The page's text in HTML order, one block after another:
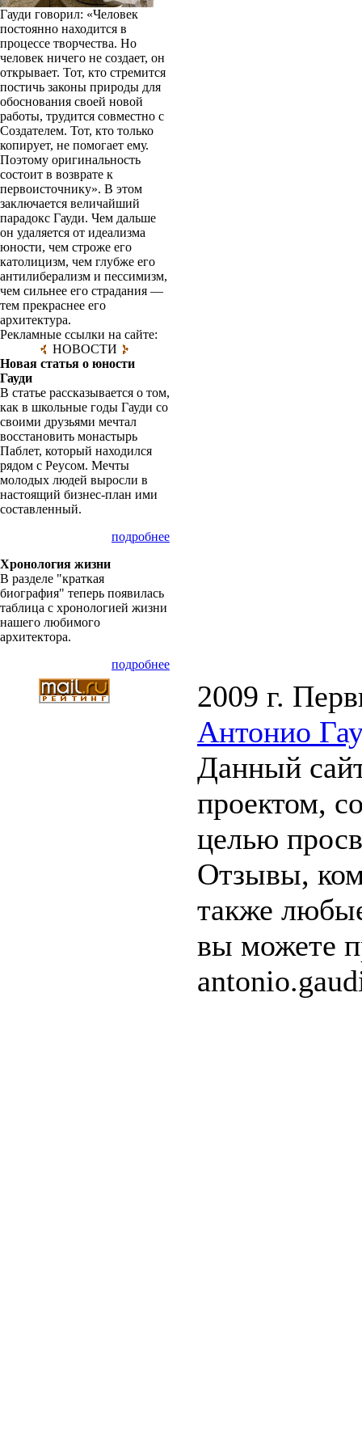
Гауди говорил: «Человек
постоянно находится в
процессе творчества. Но
человек ничего не создает, он
открывает. Тот, кто стремится
постичь законы природы для
обоснования своей новой
работы, трудится совмест­но с
Создателем. Тот, кто только
копирует, не помогает ему.
Поэтому оригинальность
состоит в возврате к
первоисточнику». В этом
заключается величайший
парадокс Гауди. Чем дальше
он удаляется от идеализма
юности, чем строже его
католицизм, чем глубже его
антилиберализм и пессимизм,
чем сильнее его страдания —
тем прекраснее его
архитектура.
Рекламные ссылки на сайте:
НОВОСТИ
Новая статья о юности
Гауди
В статье рассказывается о том,
как в школьные годы Гауди со
своими друзьями мечтал
восстановить монастырь
Паблет, который находился
рядом с Реусом. Мечты
молодых людей выросли в
настоящий бизнес-план ими
составленный.
подробнее
Хронология жизни
В разделе "краткая
биография" теперь появилась
таблица с хронологией жизни
нашего любимого
архитектора.
подробнее
2009 г.
Антонио
Данный
проектом,
целью
Отзывы,
также
вы можете